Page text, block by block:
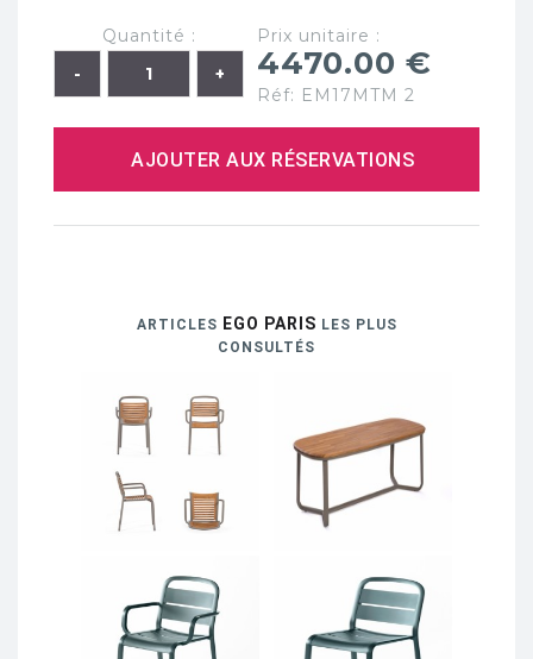
Quantité : Prix unitaire :
4470.00 €
Réf: EM17MTM 2
AJOUTER AUX RÉSERVATIONS
ARTICLES EGO PARIS LES PLUS
CONSULTÉS